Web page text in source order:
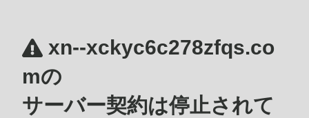
xn--xckyc6c278zfqs.co
mの
サーバー契約は停止されて